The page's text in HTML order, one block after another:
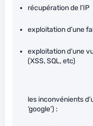
récupération de l’IP
exploitation d’une
exploitation d’une
(XSS, SQL, etc)
les inconvénients
‘google’) :